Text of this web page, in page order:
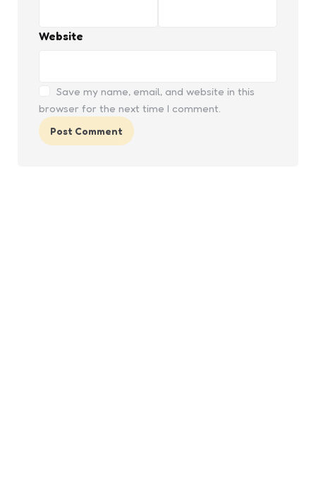
Website
Save my name, email, and website in this
browser for the next time I comment.